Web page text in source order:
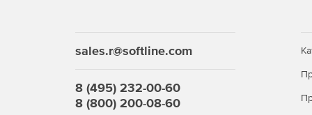
sales.r@softline.com
8 (495) 232-00-60
8 (800) 200-08-60